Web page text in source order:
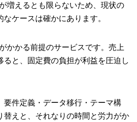
増えるとも限らないため、現状の
ケースは確かにあります。
かかる前提のサービスです。売上
ると、固定費の負担が利益を圧迫し
要件定義・データ移行・テーマ構
替えと、それなりの時間と労力がか